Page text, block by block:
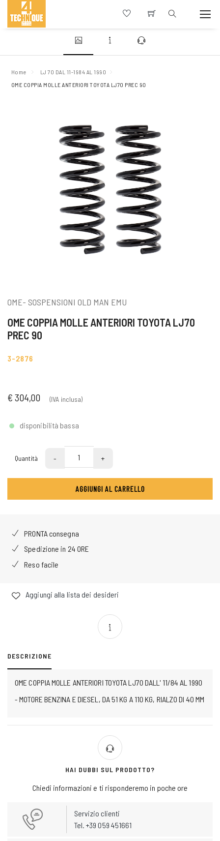
Home
LJ 70 DAL 11-1984 AL 1990
OME COPPIA MOLLE ANTERIORI TOYOTA LJ70 PREC 90
OME- SOSPENSIONI OLD MAN EMU
OME COPPIA MOLLE ANTERIORI TOYOTA LJ70
PREC 90
3-2876
€ 304,00 (IVA inclusa)
disponibilità bassa
Quantità - +
AGGIUNGI AL CARRELLO
PRONTA consegna
Spedizione in 24 ORE
Reso facile
Aggiungi alla lista dei desideri
DESCRIZIONE
OME COPPIA MOLLE ANTERIORI TOYOTA LJ70 DALL' 11/84 AL 1990
- MOTORE BENZINA E DIESEL, DA 51 KG A 110 KG, RIALZO DI 40 MM
HAI DUBBI SUL PRODOTTO?
Chiedi informazioni e ti risponderemo in poche ore
Servizio clienti
Tel. +39 059 451661